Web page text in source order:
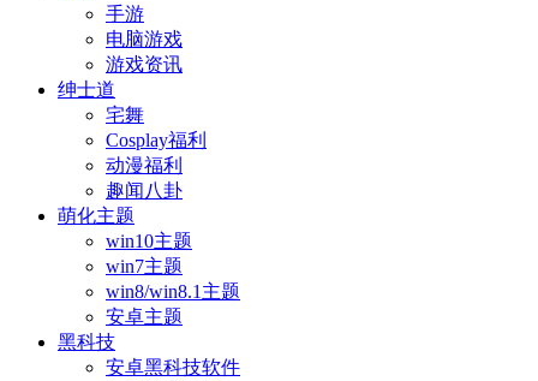
手游
电脑游戏
游戏资讯
绅士道
宅舞
Cosplay福利
动漫福利
趣闻八卦
萌化主题
win10主题
win7主题
win8/win8.1主题
安卓主题
黑科技
安卓黑科技软件